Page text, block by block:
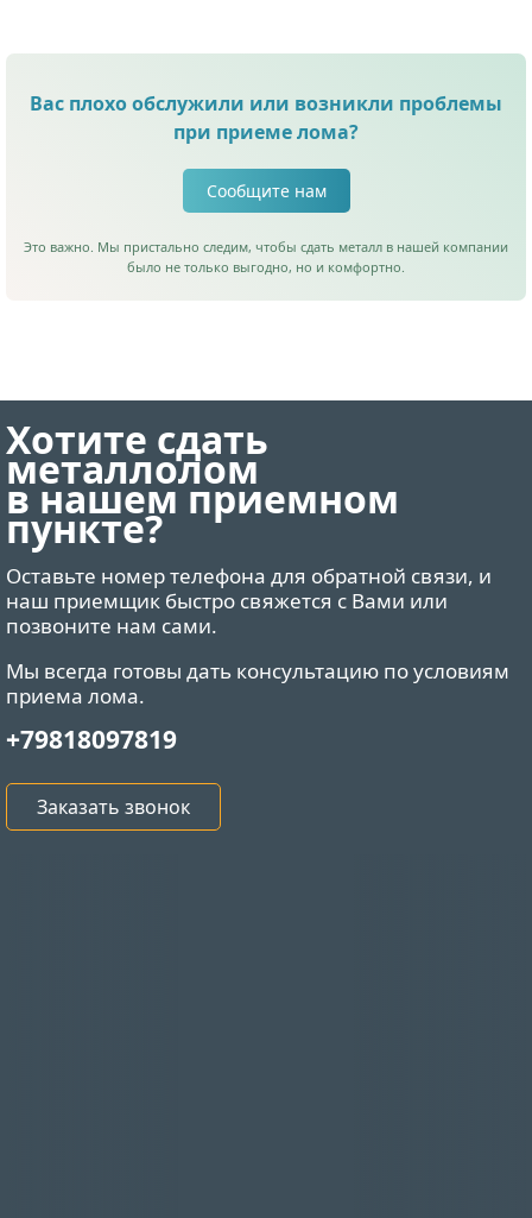
Вас плохо обслужили или возникли проблемы
при приеме лома?
Сообщите нам
Это важно. Мы пристально следим, чтобы сдать металл в нашей компании
было не только выгодно, но и комфортно.
Хотите сдать
металлолом
в нашем приемном
пункте?
Оставьте номер телефона для обратной связи, и
наш приемщик быстро свяжется с Вами или
позвоните нам сами.
Мы всегда готовы дать консультацию по условиям
приема лома.
+79818097819
Заказать звонок